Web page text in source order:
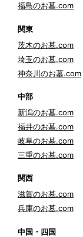
福島のお墓.com
関東
茨木のお墓.com
埼玉のお墓.com
神奈川のお墓.com
中部
新潟のお墓.com
福井のお墓.com
岐阜のお墓.com
三重のお墓.com
関西
滋賀のお墓.com
兵庫のお墓.com
中国・四国